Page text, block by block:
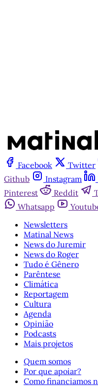
Facebook Twitter
Github
Instagram
Pinterest
Reddit
Whatsapp
Newsletters
Matinal News
News do Juremir
News do Roger
Tudo é Gênero
Parêntese
Climática
Reportagem
Cultura
Agenda
Opinião
Podcasts
Mais projetos
Quem somos
Por que apoiar?
Como financiamos